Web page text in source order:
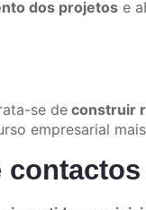
dos projetos e
se deconstruir
empresarial
contactos